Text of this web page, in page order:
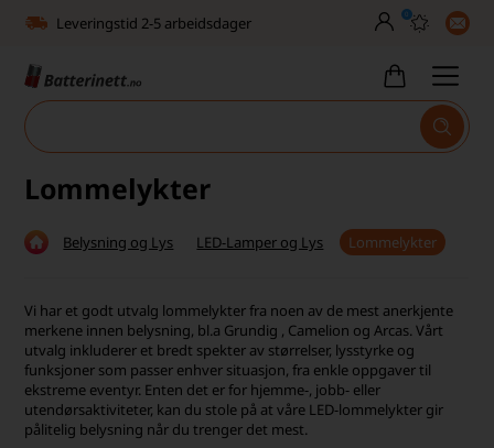
Leveringstid 2-5 arbeidsdager
Toll, moms og avgifter inkludert
Tlf. er stengt uke 27–32
Høy kundetilfredshet
Toll, moms og avgifter inkludert
30 dagers full returrett
Billig frakt
0
Lommelykter
Belysning og Lys LED-Lamper og Lys Lommelykter
Vi har et godt utvalg lommelykter fra noen av de mest anerkjente
merkene innen belysning, bl.a Grundig , Camelion og Arcas. Vårt
utvalg inkluderer et bredt spekter av størrelser, lysstyrke og
funksjoner som passer enhver situasjon, fra enkle oppgaver til
ekstreme eventyr. Enten det er for hjemme-, jobb- eller
utendørsaktiviteter, kan du stole på at våre LED-lommelykter gir
pålitelig belysning når du trenger det mest.